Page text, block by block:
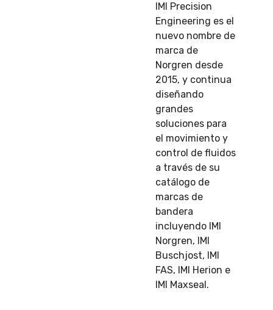
IMI Precision
Engineering es el
nuevo nombre de
marca de
Norgren desde
2015, y continua
diseñando
grandes
soluciones para
el movimiento y
control de fluidos
a través de su
catálogo de
marcas de
bandera
incluyendo IMI
Norgren, IMI
Buschjost, IMI
FAS, IMI Herion e
IMI Maxseal.